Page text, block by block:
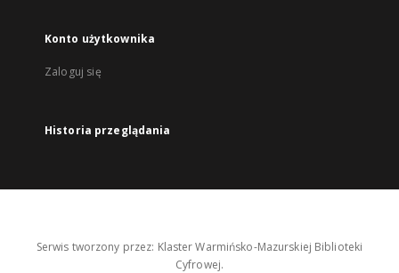
Konto użytkownika
Zaloguj się
Historia przeglądania
Serwis tworzony przez: Klaster Warmińsko-Mazurskiej Biblioteki
Cyfrowej.